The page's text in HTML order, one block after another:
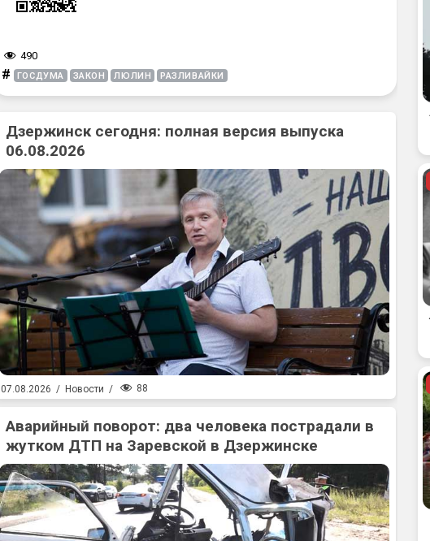
490
# ГОСДУМА ЗАКОН ЛЮЛИН РАЗЛИВАЙКИ
Дзержинск сегодня: полная версия выпуска
06.08.2026
07.08.2026 / Новости / 88
Аварийный поворот: два человека пострадали в
жутком ДТП на Заревской в Дзержинске